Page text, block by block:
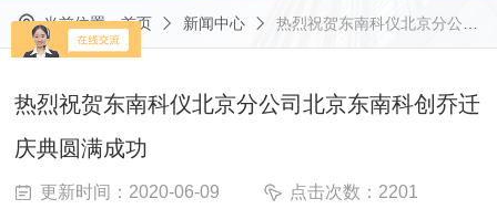
当前位置：首页 新闻中心 热烈祝贺东南科仪北京分公司北京东南科创乔迁庆典圆满成功
热烈祝贺东南科仪北京分公司北京东南科创乔迁
庆典圆满成功
更新时间：2020-06-09 点击次数：2201